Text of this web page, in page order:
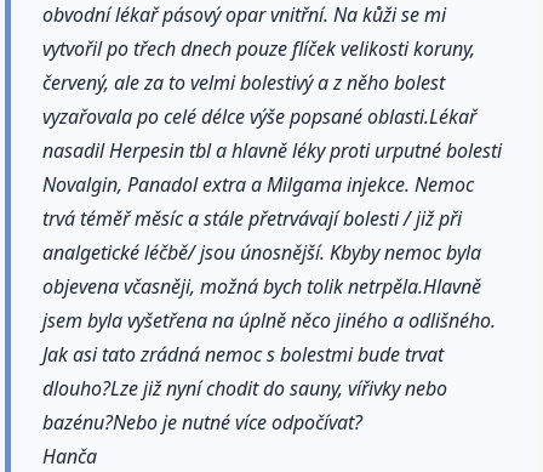
obvodní lékař pásový opar vnitřní. Na kůži se mi
vytvořil po třech dnech pouze flíček velikosti koruny,
červený, ale za to velmi bolestivý a z něho bolest
vyzařovala po celé délce výše popsané oblasti.Lékař
nasadil Herpesin tbl a hlavně léky proti urputné bolesti
Novalgin, Panadol extra a Milgama injekce. Nemoc
trvá téměř měsíc a stále přetrvávají bolesti / již při
analgetické léčbě/ jsou únosnější. Kbyby nemoc byla
objevena včasněji, možná bych tolik netrpěla.Hlavně
jsem byla vyšetřena na úplně něco jiného a odlišného.
Jak asi tato zrádná nemoc s bolestmi bude trvat
dlouho?Lze již nyní chodit do sauny, vířivky nebo
bazénu?Nebo je nutné více odpočívat?
Hanča